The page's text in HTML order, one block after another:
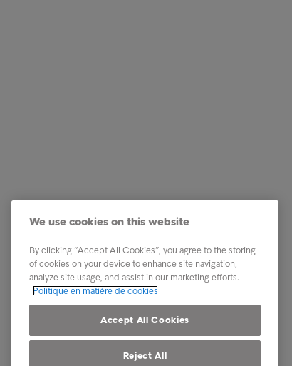
Services
Rapports et insights
A propos d'Intrum
We use cookies on this website
By clicking “Accept All Cookies”, you agree to the storing
of cookies on your device to enhance site navigation,
analyze site usage, and assist in our marketing efforts.
Politique en matière de cookies
Accept All Cookies
Reject All